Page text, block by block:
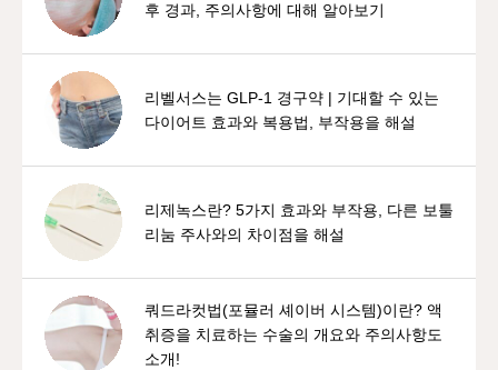
후 경과, 주의사항에 대해 알아보기
리벨서스는 GLP-1 경구약 | 기대할 수 있는
다이어트 효과와 복용법, 부작용을 해설
리제녹스란? 5가지 효과와 부작용, 다른 보툴
리눔 주사와의 차이점을 해설
쿼드라컷법(포뮬러 셰이버 시스템)이란? 액
취증을 치료하는 수술의 개요와 주의사항도
소개!